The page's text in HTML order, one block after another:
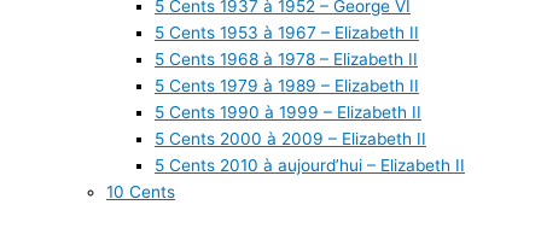
5 Cents 1937 à 1952 – George VI
5 Cents 1953 à 1967 – Elizabeth II
5 Cents 1968 à 1978 – Elizabeth II
5 Cents 1979 à 1989 – Elizabeth II
5 Cents 1990 à 1999 – Elizabeth II
5 Cents 2000 à 2009 – Elizabeth II
5 Cents 2010 à aujourd’hui – Elizabeth II
10 Cents